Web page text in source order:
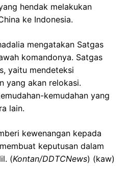
hendak melakukan
ke Indonesia.
mengatakan Satgas
komandonya. Satgas
yaitu mendeteksi
yang akan relokasi.
kemudahan yang
lain.
kewenangan kepada
keputusan dalam
(Kontan/DDTCNews) (kaw)